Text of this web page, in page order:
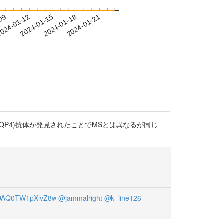
01-12
2024-01-152024-01-182024-01-21
抗体が発見されたことでMSとは異なるが同じ
@jammalright @k_line126